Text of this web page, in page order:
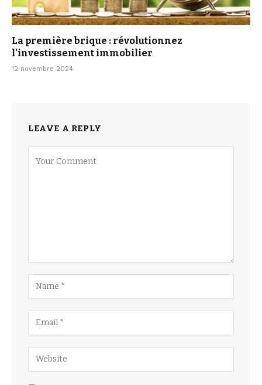
La première brique : révolutionnez
l’investissement immobilier
12 novembre 2024
LEAVE A REPLY